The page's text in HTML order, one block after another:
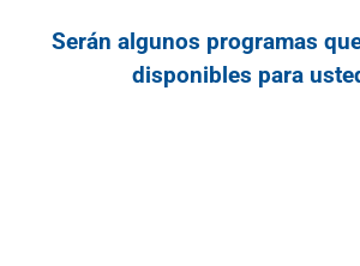
Serán algunos programas
disponibles para